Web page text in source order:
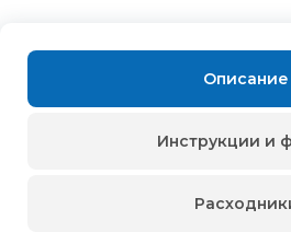
Описание
Инструкции и